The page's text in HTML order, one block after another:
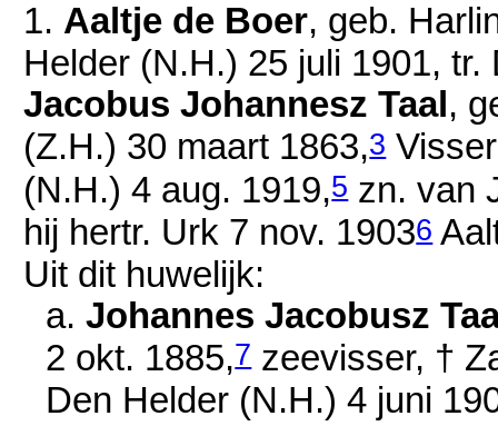
1. Aaltje de Boer, geb.
Helder (N.H.) 25 juli 1901, tr.
Jacobus Johannesz Taal ,
(Z.H.) 30 maart 1863,3
(N.H.)4 aug. 1919,5zn. van
hij hertr. Urk 7 nov. 19036
Uit dit huwelijk:
a.Johannes Jacobusz
2 okt. 1885,7zeevisser, †
Den Helder (N.H.)4 juni